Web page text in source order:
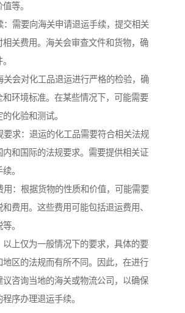
等。
：需要向海关申请退运手续，提交相关
相关费用。海关会审查文件和货物，确
关会对化工品退运进行严格的检验，确
和环境标准。在某些情况下，可能需要
化验和测试。
要求：退运的化工品需要符合相关法规
内和国际的法规要求。需要提供相关证
。
用：根据货物的性质和价值，可能需要
费用。这些费用可能包括退运费用、
。
以上仅为一般情况下的要求，具体的要
地区的法规而有所不同。因此，在进行
议咨询当地的海关或物流公司，以确保
序办理退运手续。